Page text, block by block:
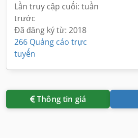
Lần truy cập cuối: tuần
trước
Đã đăng ký từ: 2018
266 Quảng cáo trực
tuyến
Thông tin giá